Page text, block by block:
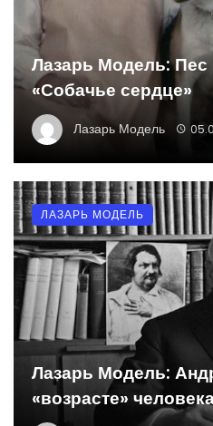
Лазарь Модель:
«Собачье сердце»
Лазарь Модель
Лазарь Модель:
«возрасте»
ЛАЗАРЬ МОДЕЛЬ